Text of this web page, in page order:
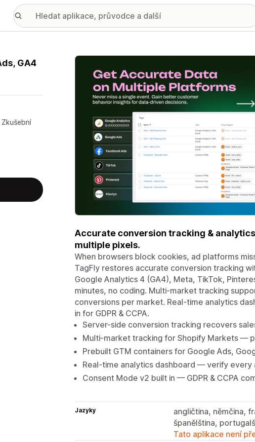
GA4
Galerie propagovaných obrázků
Accurate conversion tracking &
multiple pixels.
When browsers block cookies, ad platforms
TagFly restores accurate conversion tracking
Google Analytics 4 (GA4), Meta, TikTok,
minutes, no coding. Multi-market tracking
conversions per market. Real-time analytics
in for GDPR & CCPA.
Server-side conversion tracking recovers
Multi-market tracking for Shopify Markets —
Prebuilt GTM containers for Google Ads,
Real-time analytics dashboard — verify every
Consent Mode v2 built in — GDPR & CCPA
Jazyky
angličtina, němčina,
španělština,
Tato aplikace není